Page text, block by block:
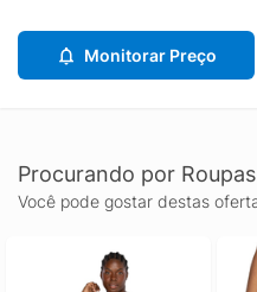
Monitorar Preço
Procurando por
Você pode gostar destas